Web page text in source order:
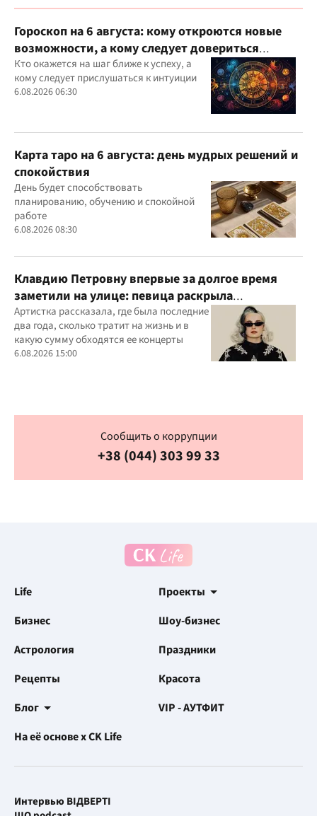
Гороскоп на 6 августа: кому откроются новые
возможности, а кому следует довериться
интуиции
Кто окажется на шаг ближе к успеху, а
кому следует прислушаться к интуиции
6.08.2026 06:30
Карта таро на 6 августа: день мудрых решений и
спокойствия
День будет способствовать
планированию, обучению и спокойной
работе
6.08.2026 08:30
Клавдию Петровну впервые за долгое время
заметили на улице: певица раскрыла
подробности своей жизни
Артистка рассказала, где была последние
два года, сколько тратит на жизнь и в
какую сумму обходятся ее концерты
6.08.2026 15:00
Сообщить о коррупции
+38 (044) 303 99 33
Life
Проекты
Бизнес
Шоу-бизнес
Астрология
Праздники
Рецепты
Красота
Блог
VIP - АУТФИТ
На её основе x CK Life
Интервью ВІДВЕРТІ